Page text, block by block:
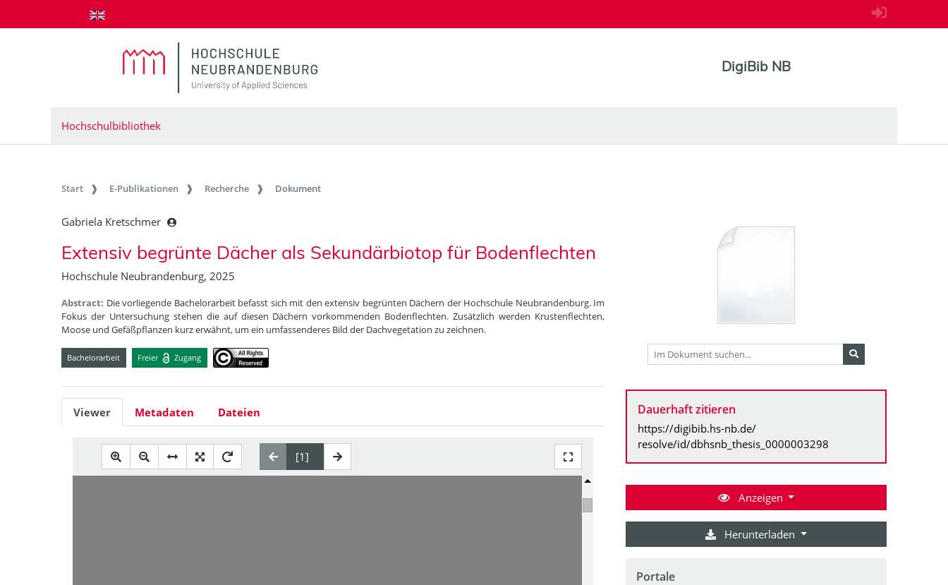
zum Inhalt springen
DigiBib NB
Hochschulbibliothek
Start E-Publikationen Recherche Dokument
Gabriela Kretschmer
Extensiv begrünte Dächer als Sekundärbiotop für Bodenflechten
Hochschule Neubrandenburg, 2025
Abstract: Die vorliegende Bachelorarbeit befasst sich mit den extensiv begrünten Dächern der Hochschule Neubrandenburg. Im
Fokus der Untersuchung stehen die auf diesen Dächern vorkommenden Bodenflechten. Zusätzlich werden Krustenflechten,
Moose und Gefäßpflanzen kurz erwähnt, um ein umfassenderes Bild der Dachvegetation zu zeichnen.
Bachelorarbeit Freier Zugang
Viewer Metadaten Dateien Dauerhaft zitieren
https://digibib.hs-nb.de/
resolve/id/dbhsnb_thesis_0000003298
Anzeigen
Herunterladen
Portale